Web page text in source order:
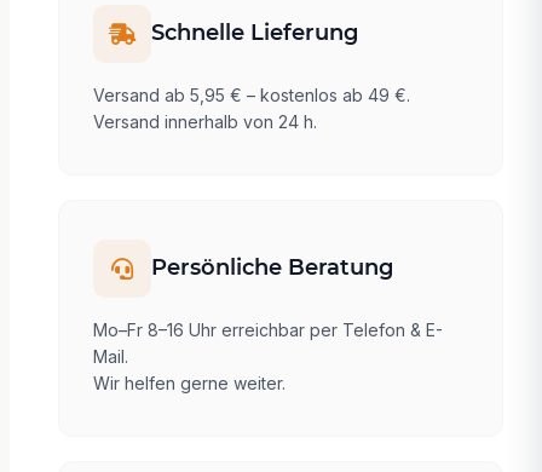
Schnelle Lieferung
Versand ab 5,95 € – kostenlos ab 49 €.
Versand innerhalb von 24 h.
Persönliche Beratung
Mo–Fr 8–16 Uhr erreichbar per Telefon & E-
Mail.
Wir helfen gerne weiter.